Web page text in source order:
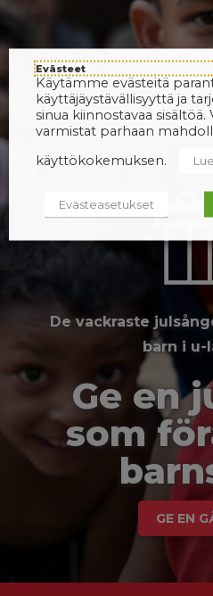
De vackraste
barn i u-
Ge en
som
GE EN
Evästeet
Käytämme evästeitä
käyttäjäystävällisyyttä ja
sinua kiinnostavaa sisältöä.
varmistat parhaan
käyttökokemuksen.
Evästeasetukset